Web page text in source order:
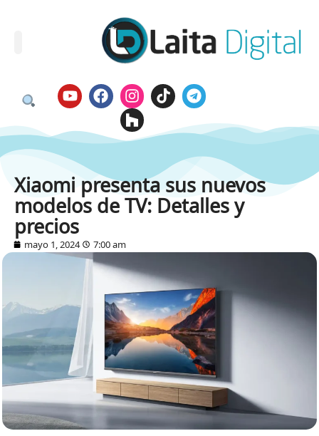
Xiaomi presenta sus nuevos
modelos de TV: Detalles y
precios
mayo 1, 2024 7:00 am